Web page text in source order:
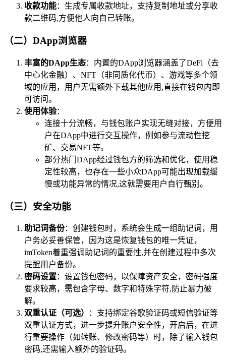
收款功能：生成专属收款地址，支持复制地址或分享收
款二维码,方便他人向自己转账。
（二）DApp浏览器
丰富的DApp生态：内置的DApp浏览器涵盖了DeFi（去
中心化金融）、NFT（非同质化代币）、游戏等多个领
域的应用，用户无需额外下载其他应用,直接在钱包内即
可访问。
使用体验：
连接十分流畅，与钱包账户实现无缝对接，方便用
户在DApp中进行交互操作，例如参与流动性挖
矿、交易NFT等。
部分热门DApp经过钱包方的筛选和优化，使用稳
定性较高，也存在一些小众DApp可能出现加载缓
慢或功能异常的情况,这就需要用户自行甄别。
（三）安全功能
助记词备份：创建钱包时，系统会生成一组助记词，用
户务必妥善保管，因为这是恢复钱包的唯一凭证，
imToken着重强调助记词的重要性,并在创建过程中多次
提醒用户备份。
密码设置：设置钱包密码，以保障资产安全，密码强度
要求较高，需包含字母、数字和特殊字符,防止暴力破
解。
双重认证（可选）
：支持绑定谷歌验证码或短信验证等
双重认证方式，进一步提升账户安全性，开启后，在进
行重要操作（如转账、修改密码等）时，除了输入钱包
密码,还需输入额外的验证码。